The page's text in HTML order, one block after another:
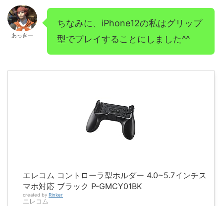
あっきー
ちなみに、iPhone12の私はグリップ
型でプレイすることにしました^^
エレコム コントローラ型ホルダー 4.0~5.7インチス
マホ対応 ブラック P-GMCY01BK
created by Rinker
エレコム